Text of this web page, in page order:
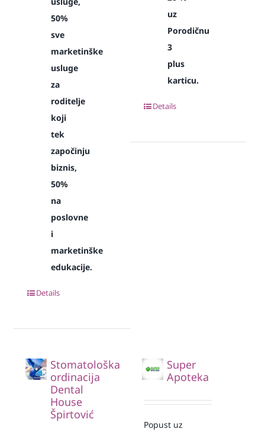
50%
sve
marketinške
usluge
za
roditelje
koji
tek
započinju
biznis,
50%
na
poslovne
i
marketinške
edukacije.
Details
uz
Porodičnu
3
plus
karticu.
Details
Stomatološka
ordinacija
Dental
House
Špirtović
Super
Apoteka
Popust uz